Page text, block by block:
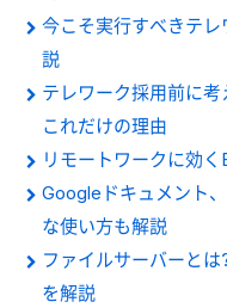
今こそ実行すべきテ
説
テレワーク採用前に
これだけの理由
リモートワークに効
Googleドキュメント
な使い方も解説
ファイルサーバーと
を解説